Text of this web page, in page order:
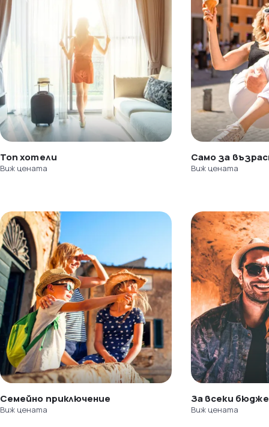
Топ хотели
Виж цената
Само за
Виж цената
Семейно приключение
Виж цената
За всеки
Виж цената